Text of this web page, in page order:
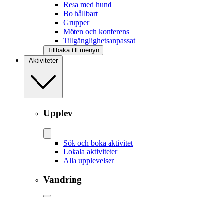
Resa med hund
Bo hållbart
Grupper
Möten och konferens
Tillgänglighetsanpassat
Tillbaka till menyn
Aktiviteter
Upplev
Sök och boka aktivitet
Lokala aktiviteter
Alla upplevelser
Vandring